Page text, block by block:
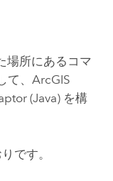
場所にあるコマ
、 ArcGIS
(Java)を構
です。